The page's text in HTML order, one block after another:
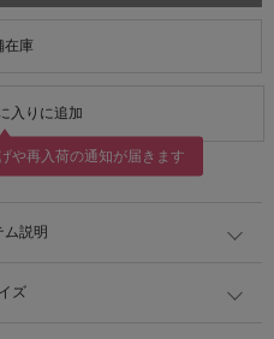
在庫
入りに追加
や再入荷の通知が届きます
ム説明
ズ